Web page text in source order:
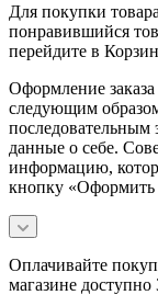
Для покупки
понравившийся
перейдите в
Оформление
следующим
последовательным
данные о себе.
информацию,
кнопку «Оформить
Оплачивайте
магазине